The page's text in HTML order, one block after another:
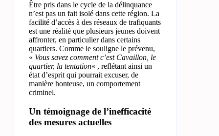
Être pris dans le cycle de la délinquance
n’est pas un fait isolé dans cette région. La
facilité d’accès à des réseaux de trafiquants
est une réalité que plusieurs jeunes doivent
affronter, en particulier dans certains
quartiers. Comme le souligne le prévenu,
« Vous savez comment c’est Cavaillon, le
quartier, la tentation« , reflétant ainsi un
état d’esprit qui pourrait excuser, de
manière honteuse, un comportement
criminel.
Un témoignage de l’inefficacité
des mesures actuelles